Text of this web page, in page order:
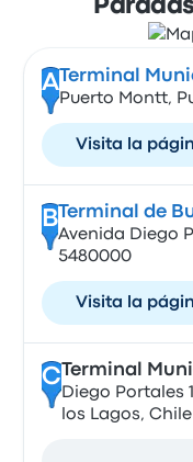
A Terminal
Puerto Montt,
Visita la
B Terminal de
Avenida Diego
5480000
Visita la
CTerminal
Diego Portales
los Lagos, Chile